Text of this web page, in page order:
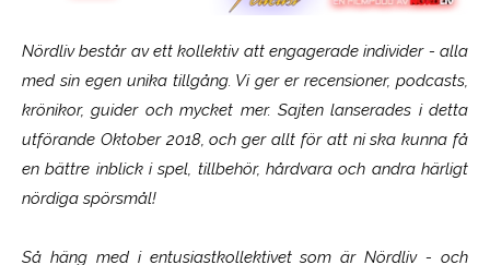
Nördliv består av ett kollektiv att engagerade individer - alla
med sin egen unika tillgång. Vi ger er recensioner, podcasts,
krönikor, guider och mycket mer. Sajten lanserades i detta
utförande Oktober 2018, och ger allt för att ni ska kunna få
en bättre inblick i spel, tillbehör, hårdvara och andra härligt
nördiga spörsmål!
Så häng med i entusiastkollektivet som ärNördliv- och